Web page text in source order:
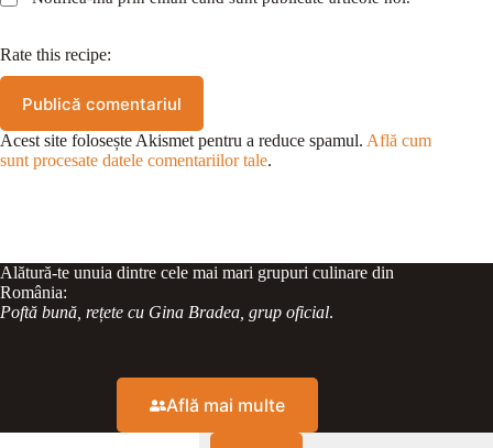
Rate this recipe:
Publică comentariul
Acest site folosește Akismet pentru a reduce spamul. Află cum
sunt procesate datele comentariilor tale.
Alătură-te unuia dintre cele mai mari grupuri culinare din
România:
Poftă bună, rețete cu Gina Bradea, grup oficial.
Află mai multe